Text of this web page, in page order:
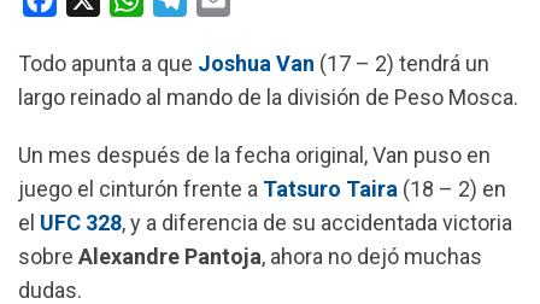
c
e
o
o
k
a
t
A
p
p
l
e
r
a
m
a
i
Todo apunta a que Joshua Van (17 – 2) tendrá un
largo reinado al mando de la división de Peso Mosca.
Un mes después de la fecha original, Van puso en
juego el cinturón frente a Tatsuro Taira (18 – 2) en
el UFC 328, y a diferencia de su accidentada victoria
sobre Alexandre Pantoja, ahora no dejó muchas
dudas.